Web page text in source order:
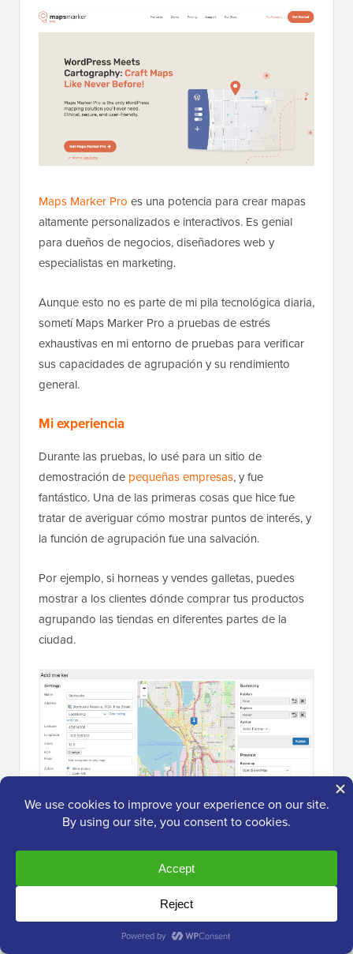
Maps Marker Pro es una potencia para crear mapas
altamente personalizados e interactivos. Es genial
para dueños de negocios, diseñadores web y
especialistas en marketing.
Aunque esto no es parte de mi pila tecnológica diaria,
sometí Maps Marker Pro a pruebas de estrés
exhaustivas en mi entorno de pruebas para verificar
sus capacidades de agrupación y su rendimiento
general.
Mi experiencia
Durante las pruebas, lo usé para un sitio de
demostración de pequeñas empresas, y fue
fantástico. Una de las primeras cosas que hice fue
tratar de averiguar cómo mostrar puntos de interés, y
la función de agrupación fue una salvación.
Por ejemplo, si horneas y vendes galletas, puedes
mostrar a los clientes dónde comprar tus productos
agrupando las tiendas en diferentes partes de la
ciudad.
Mantuvo el mapa limpio y al mismo tiempo permitió a
los usuarios acercarse y explorar ubicaciones
Otra función que me encanta es el generador de
para tus mapas. Puedes usarlo en tu